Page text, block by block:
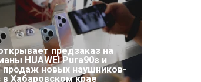
предзаказ на
HUAWEI Pura90s и
продаж новых наушников-
в Хабаровском крае